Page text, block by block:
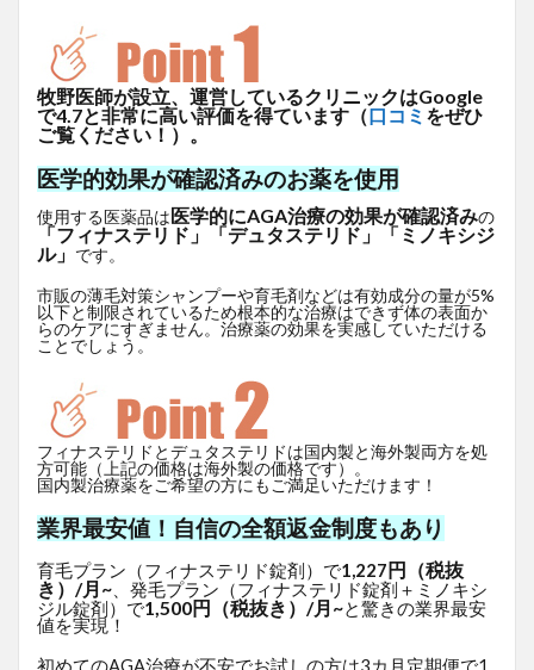
牧野医師が設立、運営しているクリニックはGoogle
で4.7と非常に高い評価を得ています（口コミ をぜひ
ご覧ください！）。
医学的効果が確認済みのお薬を使用
使用する医薬品は医学的にAGA治療の効果が確認済みの
「フィナステリド」「デュタステリド」「ミノキシジ
ル」 です。
市販の薄毛対策シャンプーや育毛剤などは有効成分の量が5%
以下と制限されているため根本的な治療はできず体の表面か
らのケアにすぎません。治療薬の効果を実感していただける
ことでしょう。
フィナステリドとデュタステリドは国内製と海外製両方を処
方可能（上記の価格は海外製の価格です）。
国内製治療薬をご希望の方にもご満足いただけます！
業界最安値！自信の全額返金制度もあり
育毛プラン（フィナステリド錠剤）で1,227円（税抜
き）/月~ 、発毛プラン（フィナステリド錠剤＋ミノキシ
ジル錠剤）で1,500円（税抜き）/月~と驚きの業界最安
値を実現！
初めてのAGA治療が不安でお試しの方は3カ月定期便で1